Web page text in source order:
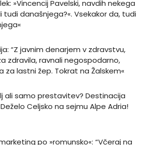
»Vincencij Pavelski, navdih nekega
tudi današnjega?«. Vsekakor da, tudi
“Z javnim denarjem v zdravstvu,
zdravila, ravnali negospodarno,
za lastni žep. Tokrat na Žalskem«
ali samo prestavitev? Destinacija
Celjsko na sejmu Alpe Adria!
po »romunsko«: “Včeraj na